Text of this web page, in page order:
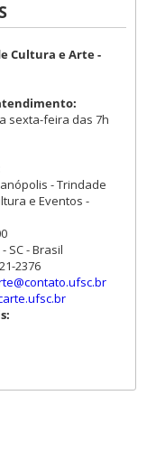
Cultura e Arte -
sexta-feira das 7h
- Trindade
e Eventos -
SC - Brasil
2376